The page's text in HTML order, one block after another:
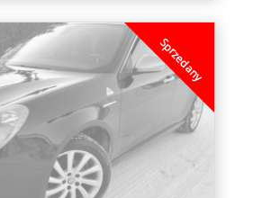
Sprzedany